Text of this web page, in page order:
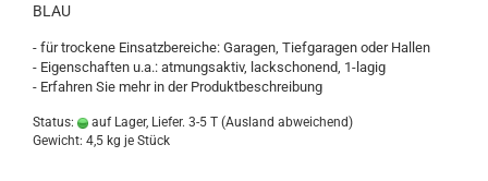
BLAU
- für trockene Einsatzbereiche: Garagen, Tiefgaragen oder Hallen
- Eigenschaften u.a.: atmungsaktiv, lackschonend, 1-lagig
- Erfahren Sie mehr in der Produktbeschreibung
Status: auf Lager, Liefer. 3-5 T (Ausland abweichend)
Gewicht: 4,5 kg je Stück